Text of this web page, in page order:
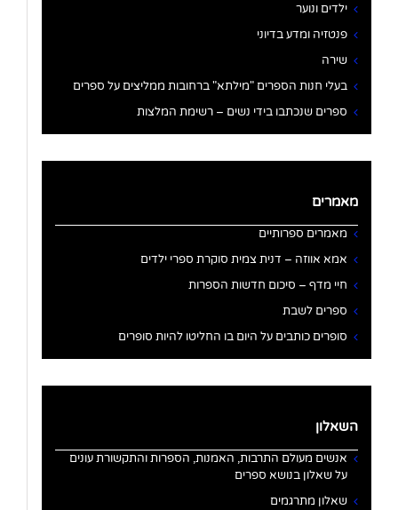
ילדים ונוער
פנטזיה ומדע בדיוני
שירה
בעלי חנות הספרים "מילתא" ברחובות ממליצים על ספרים
ספרים שנכתבו בידי נשים – רשימת המלצות
מאמרים
מאמרים ספרותיים
אמא אווזה – דנית צמית סוקרת ספרי ילדים
חיי מדף – סיכום חדשות הספרות
ספרים לשבת
סופרים כותבים על היום בו החליטו להיות סופרים
השאלון
אנשים מעולם התרבות, האמנות, הספרות והתקשורת עונים
על שאלון בנושא ספרים
שאלון מתרגמים